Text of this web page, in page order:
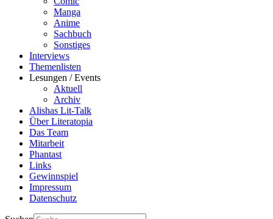
Manga
Anime
Sachbuch
Sonstiges
Interviews
Themenlisten
Lesungen / Events
Aktuell
Archiv
Alishas Lit-Talk
Über Literatopia
Das Team
Mitarbeit
Phantast
Links
Gewinnspiel
Impressum
Datenschutz